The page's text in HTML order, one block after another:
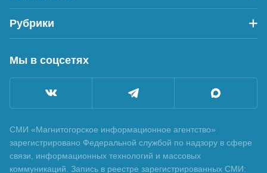
Рубрики
Мы в соцсетях
СМИ «Магнитогорское информационное агентство»
зарегистрировано Федеральной службой по надзору в сфере
связи, информационных технологий и массовых
коммуникаций. Запись в реестре зарегистрированных СМИ: